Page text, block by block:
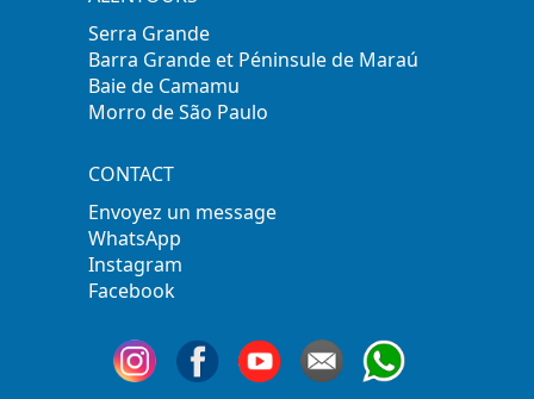
Serra Grande
Barra Grande et Péninsule de Maraú
Baie de Camamu
Morro de São Paulo
CONTACT
Envoyez un message
WhatsApp
Instagram
Facebook